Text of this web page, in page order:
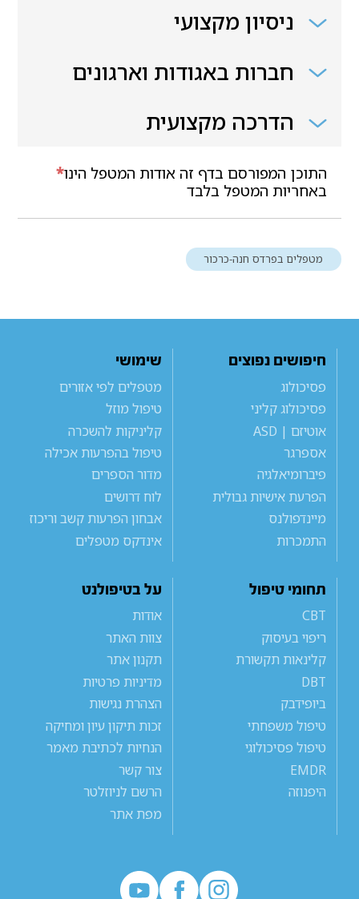
ניסיון מקצועי
חברות באגודות וארגונים
הדרכה מקצועית
*התוכן המפורסם בדף זה אודות המטפל הינו
באחריות המטפל בלבד
מטפלים בפרדס חנה-כרכור
חיפושים נפוצים
פסיכולוג
פסיכולוג קליני
אוטיזם | ASD
אספרגר
פיברומיאלגיה
הפרעת אישיות גבולית
מיינדפולנס
התמכרות
שימושי
מטפלים לפי אזורים
טיפול מוזל
קליניקות להשכרה
טיפול בהפרעות אכילה
מדור הספרים
לוח דרושים
אבחון הפרעות קשב וריכוז
אינדקס מטפלים
תחומי טיפול
CBT
ריפוי בעיסוק
קלינאות תקשורת
DBT
ביופידבק
טיפול משפחתי
טיפול פסיכולוגי
EMDR
היפנוזה
על בטיפולנט
אודות
צוות האתר
תקנון אתר
מדיניות פרטיות
הצהרת נגישות
זכות תיקון עיון ומחיקה
הנחיות לכתיבת מאמר
צור קשר
הרשם לניוזלטר
מפת אתר